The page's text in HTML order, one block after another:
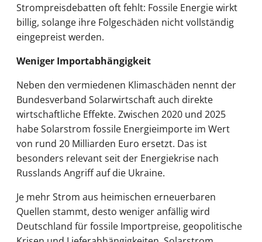
Strompreisdebatten oft fehlt: Fossile Energie wirkt
billig, solange ihre Folgeschäden nicht vollständig
eingepreist werden.
Weniger Importabhängigkeit
Neben den vermiedenen Klimaschäden nennt der
Bundesverband Solarwirtschaft auch direkte
wirtschaftliche Effekte. Zwischen 2020 und 2025
habe Solarstrom fossile Energieimporte im Wert
von rund 20 Milliarden Euro ersetzt. Das ist
besonders relevant seit der Energiekrise nach
Russlands Angriff auf die Ukraine.
Je mehr Strom aus heimischen erneuerbaren
Quellen stammt, desto weniger anfällig wird
Deutschland für fossile Importpreise, geopolitische